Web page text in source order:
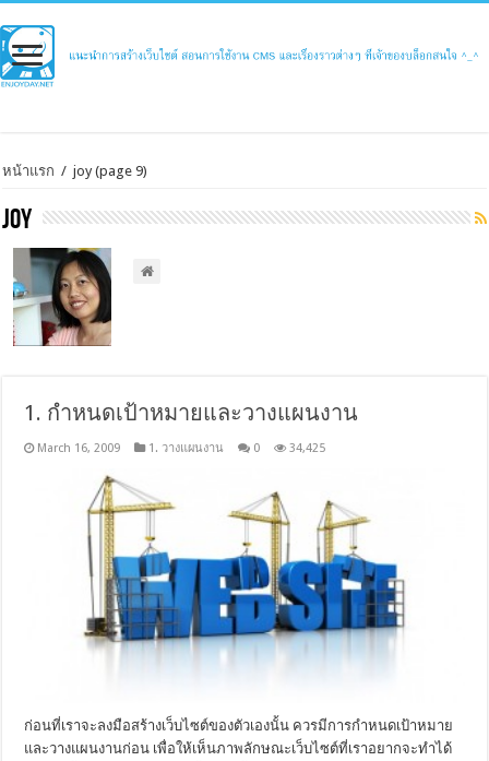
หน้าแรก / joy(page 9)
joy
1. กำหนดเป้าหมายและวางแผนงาน
March 16, 2009 1. วางแผนงาน 0 34,425
ก่อนที่เราจะลงมือสร้างเว็บไซต์ของตัวเองนั้น ควรมีการกำหนดเป้าหมาย
และวางแผนงานก่อน เพื่อให้เห็นภาพลักษณะเว็บไซต์ที่เราอยากจะทำได้